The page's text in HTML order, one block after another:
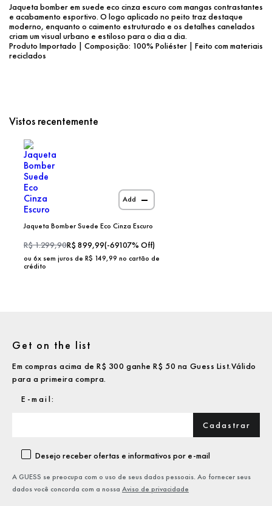
Jaqueta bomber em suede eco cinza escuro com mangas contrastantes
e acabamento esportivo. O logo aplicado no peito traz destaque
moderno, enquanto o caimento estruturado e os detalhes canelados
criam um visual urbano e estiloso para o dia a dia.
Produto Importado | Composição: 100% Poliéster | Feito com materiais
reciclados
Vistos recentemente
Add
Jaqueta Bomber Suede Eco Cinza Escuro
R$1.299,90R$ 899,99(-69107% Off)
ou 6x sem juros de R$ 149,99 no cartão de
crédito
Get on the list
Em compras acima de R$ 300 ganhe R$ 50 na Guess List.Válido
para a primeira compra.
Cadastrar
Desejo receber ofertas e informativos por e-mail
A GUESS se preocupa com o uso de seus dados pessoais. Ao fornecer seus
dados você concorda com a nossa Aviso de privacidade